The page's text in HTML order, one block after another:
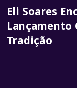
Eli Soares
Lançamento
Tradição